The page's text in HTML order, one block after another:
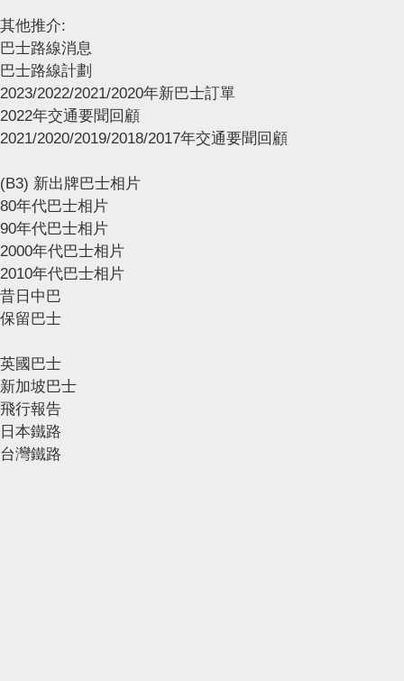
其他推介:
巴士路線消息
巴士路線計劃
2023/2022/2021/2020年新巴士訂單
2022年交通要聞回顧
2021/2020/2019/2018/2017年交通要聞回顧
(B3) 新出牌巴士相片
80年代巴士相片
90年代巴士相片
2000年代巴士相片
2010年代巴士相片
昔日中巴
保留巴士
英國巴士
新加坡巴士
飛行報告
日本鐵路
台灣鐵路